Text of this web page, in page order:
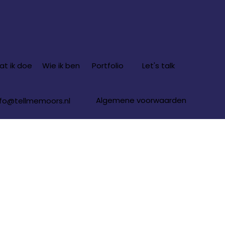
ik doe Wie ik ben Portfolio Let's talk
Algemene voorwaarden